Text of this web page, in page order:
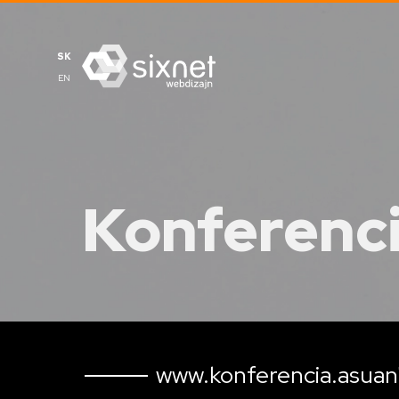
SK
EN